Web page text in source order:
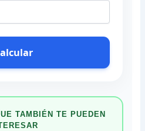
TAMBIÉN TE PUEDEN